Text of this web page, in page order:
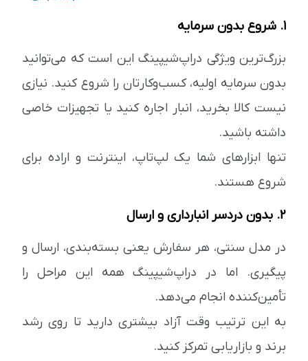
۱. شروع بدون سرمایه
بزرگ‌ترین ویژگی دراپ‌شیپینگ این است که می‌توانید
بدون سرمایه اولیه، کسب‌وکارتان را شروع کنید. نیازی
نیست کالا بخرید، انبار اجاره کنید یا تجهیزات خاصی
داشته باشید.
تنها ابزارهای شما یک لپ‌تاپ، اینترنت و اراده برای
شروع هستند.
۲. بدون دردسر انبارداری و ارسال
در مدل سنتی، هر سفارش یعنی بسته‌بندی، ارسال و
پیگیری. اما در دراپ‌شیپینگ همه این مراحل را
تأمین‌کننده انجام می‌دهد.
به این ترتیب وقت آزاد بیشتری دارید تا روی رشد
برند و بازاریابی تمرکز کنید.